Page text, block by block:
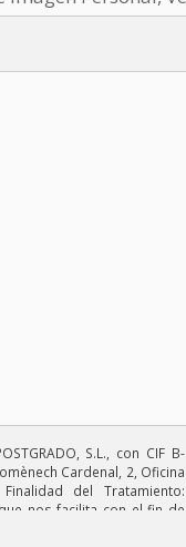
S.L., con CIF B-
Cardenal, 2, Oficina
del Tratamiento:
nos facilita con el fin de
de tipo comercial